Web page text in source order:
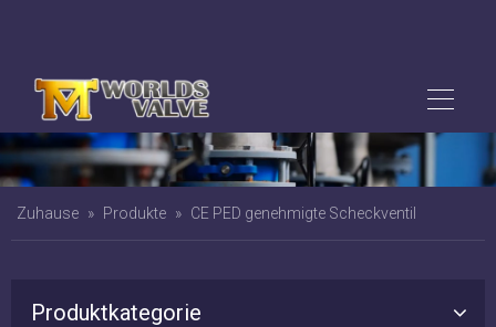
Zuhause » Produkte » CE PED genehmigte Scheckventil
Produktkategorie